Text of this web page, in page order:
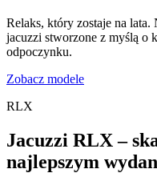
Relaks, który zostaje na
jacuzzi stworzone z myślą o
odpoczynku.
Zobacz modele
RLX
Jacuzzi RLX –
najlepszym